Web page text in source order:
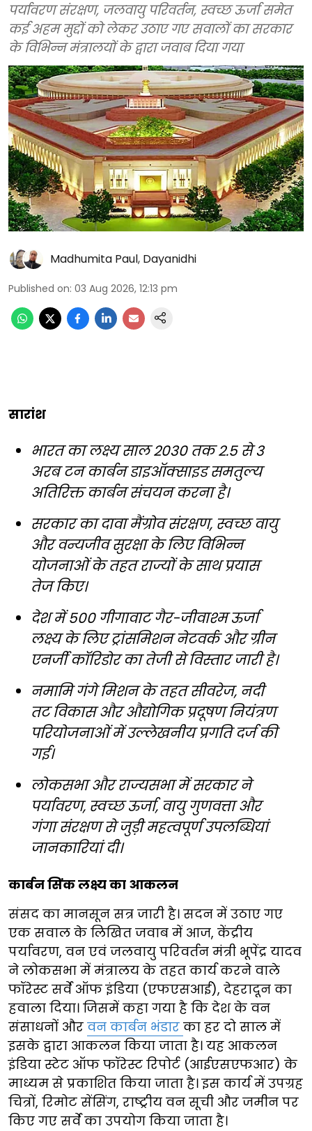
पर्यावरण संरक्षण, जलवायु परिवर्तन, स्वच्छ ऊर्जा समेत
कई अहम मुद्दों को लेकर उठाए गए सवालों का सरकार
के विभिन्न मंत्रालयों के द्वारा जवाब दिया गया
Madhumita Paul, Dayanidhi
Published on: 03 Aug 2026, 12:13 pm
सारांश
भारत का लक्ष्य साल 2030 तक 2.5 से 3
अरब टन कार्बन डाइऑक्साइड समतुल्य
अतिरिक्त कार्बन संचयन करना है।
सरकार का दावा मैंग्रोव संरक्षण, स्वच्छ वायु
और वन्यजीव सुरक्षा के लिए विभिन्न
योजनाओं के तहत राज्यों के साथ प्रयास
तेज किए।
देश में 500 गीगावाट गैर-जीवाश्म ऊर्जा
लक्ष्य के लिए ट्रांसमिशन नेटवर्क और ग्रीन
एनर्जी कॉरिडोर का तेजी से विस्तार जारी है।
नमामि गंगे मिशन के तहत सीवरेज, नदी
तट विकास और औद्योगिक प्रदूषण नियंत्रण
परियोजनाओं में उल्लेखनीय प्रगति दर्ज की
गई।
लोकसभा और राज्यसभा में सरकार ने
पर्यावरण, स्वच्छ ऊर्जा, वायु गुणवत्ता और
गंगा संरक्षण से जुड़ी महत्वपूर्ण उपलब्धियां
जानकारियां दी।
कार्बन सिंक लक्ष्य का आकलन
संसद का मानसून सत्र जारी है। सदन में उठाए गए
एक सवाल के लिखित जवाब में आज, केंद्रीय
पर्यावरण, वन एवं जलवायु परिवर्तन मंत्री भूपेंद्र यादव
ने लोकसभा में मंत्रालय के तहत कार्य करने वाले
फॉरेस्ट सर्वे ऑफ इंडिया (एफएसआई), देहरादून का
हवाला दिया। जिसमें कहा गया है कि देश के वन
संसाधनों और वन कार्बन भंडार का हर दो साल में
इसके द्वारा आकलन किया जाता है। यह आकलन
इंडिया स्टेट ऑफ फॉरेस्ट रिपोर्ट (आईएसएफआर) के
माध्यम से प्रकाशित किया जाता है। इस कार्य में उपग्रह
चित्रों, रिमोट सेंसिंग, राष्ट्रीय वन सूची और जमीन पर
किए गए सर्वे का उपयोग किया जाता है।